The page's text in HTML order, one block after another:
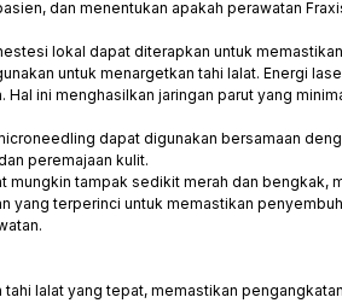
dan menentukan apakah perawatan
lokal dapat diterapkan untuk
untuk menargetkan tahi lalat. Energi
ini menghasilkan jaringan parut yang
dapat digunakan bersamaan
peremajaan kulit.
mungkin tampak sedikit merah dan bengkak,
terperinci untuk memastikan
lalat yang tepat, memastikan